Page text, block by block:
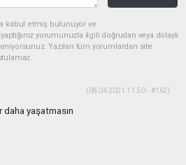
kabul etmiş bulunuyor ve
yorumunuzla ilgili doğrudan veya dolaylı
Yazılan tüm yorumlardan site
(08.04.2021 11:50 - #162)
yaşatmasın